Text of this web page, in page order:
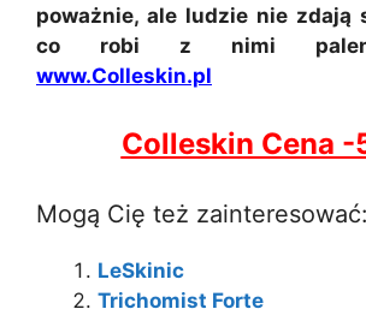
poważnie, ale ludzie nie zdają
co robi z nimi
www.Colleskin.pl
Colleskin Cena -
Mogą Cię też zainteresować:
LeSkinic
Trichomist Forte